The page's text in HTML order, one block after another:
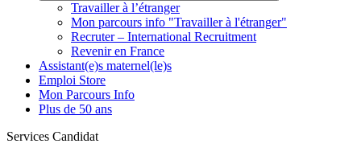
Travailler à l’étranger
Mon parcours info "Travailler à l'étranger"
Recruter – International Recruitment
Revenir en France
Assistant(e)s maternel(le)s
Emploi Store
Mon Parcours Info
Plus de 50 ans
Services Candidat